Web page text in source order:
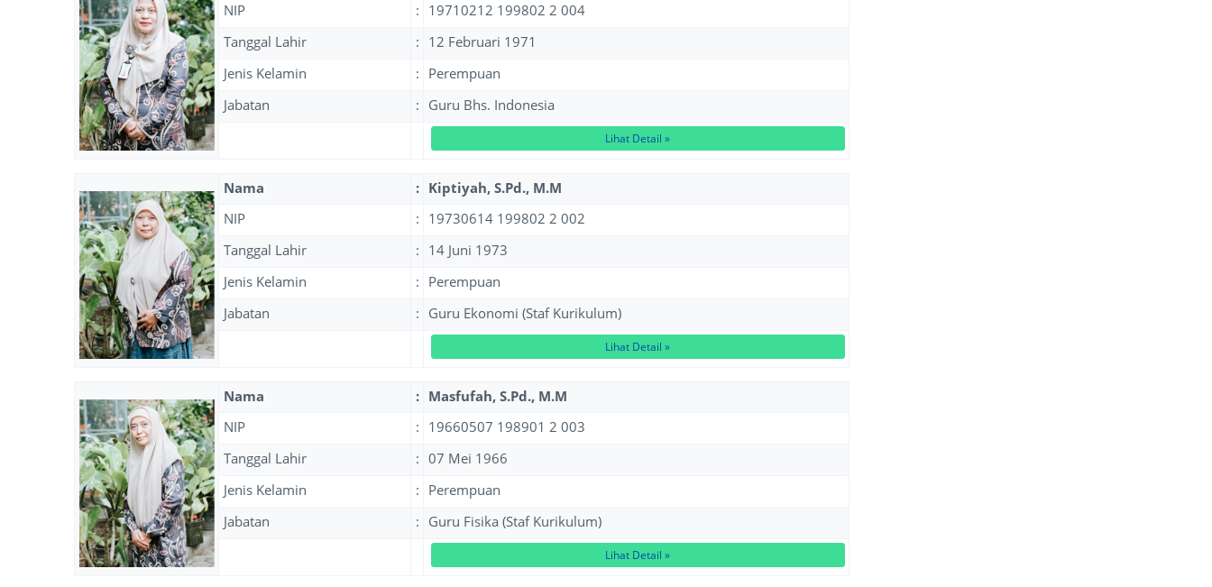
NIP
: 19710212 199802 2 004
Tanggal Lahir
: 12 Februari 1971
Jenis Kelamin
: Perempuan
Jabatan
: Guru Bhs. Indonesia
Lihat Detail »
Nama : Kiptiyah, S.Pd., M.M
NIP
: 19730614 199802 2 002
Tanggal Lahir
: 14 Juni 1973
Jenis Kelamin
: Perempuan
Jabatan
: Guru Ekonomi (Staf Kurikulum)
Lihat Detail »
Nama : Masfufah, S.Pd., M.M
NIP
: 19660507 198901 2 003
Tanggal Lahir
: 07 Mei 1966
Jenis Kelamin
: Perempuan
Jabatan
: Guru Fisika (Staf Kurikulum)
Lihat Detail »